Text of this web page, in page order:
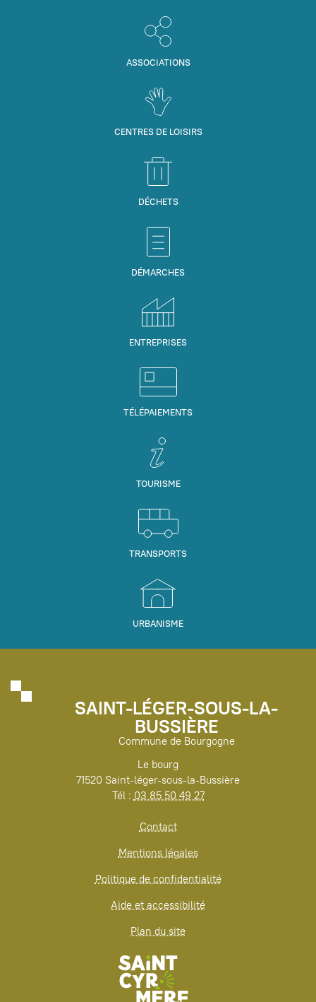
ASSOCIATIONS
CENTRES DE LOISIRS
DÉCHETS
DÉMARCHES
ENTREPRISES
TÉLÉPAIEMENTS
TOURISME
TRANSPORTS
URBANISME
SAINT-LÉGER-SOUS-LA-
BUSSIÈRE
Commune de Bourgogne
Le bourg
71520 Saint-léger-sous-la-Bussière
Tél : 03 85 50 49 27
Contact
Mentions légales
Politique de confidentialité
Aide et accessibilité
Plan du site